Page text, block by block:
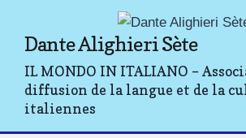
contenuDante Alighieri Sète
IL MONDO IN ITALIANO –
diffusion de la langue et de la
italiennes